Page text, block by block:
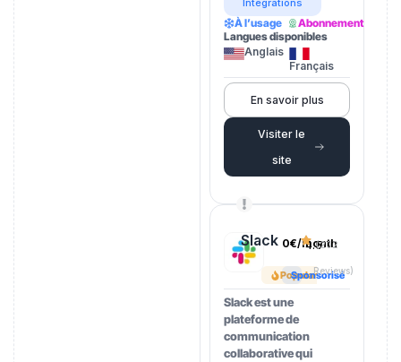
Intégrations
À l’usage
Abonnement
Langues disponibles
Anglais
Français
En savoir plus
Visiter le
site
Slack
Popular
Sponsorisé
0€/month
4.5(202
Reviews)
Slack est une
plateforme de
communication
collaborative qui